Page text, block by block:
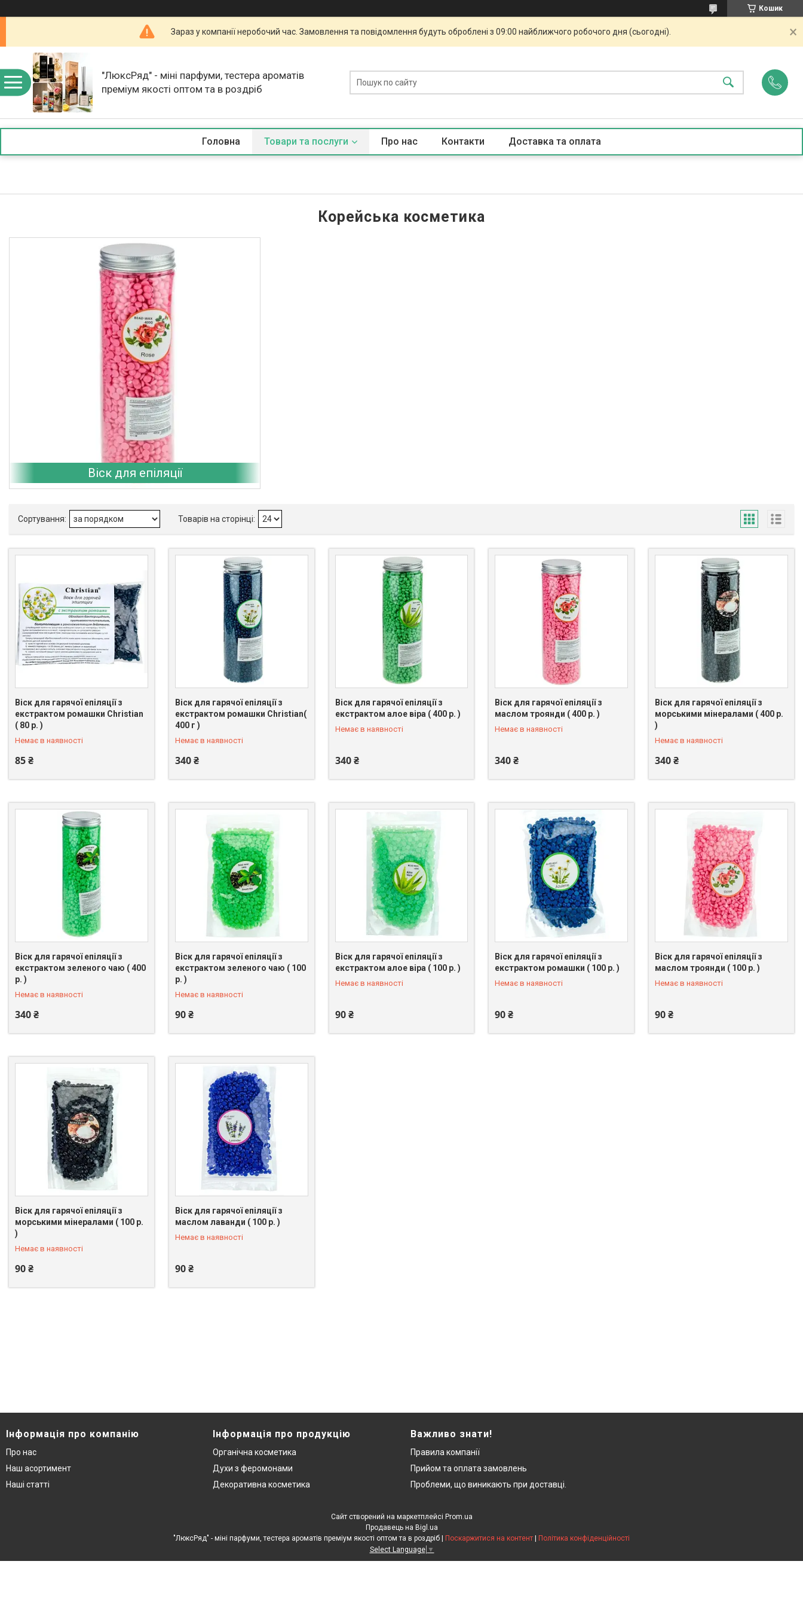
Кошик
Зараз у компанії неробочий час. Замовлення та повідомлення будуть оброблені з 09:00 найближчого робочого дня (сьогодні).
"ЛюксРяд" - міні парфуми, тестера ароматів
преміум якості оптом та в роздріб
Головна Товари та послуги Про нас Контакти Доставка та оплата
Корейська косметика
Віск для епіляції
Віск для гарячої епіляції з
екстрактом ромашки Christian
( 80 р. )
Немає в наявності
85 ₴
+380 (98) 096-39-74
Віск для гарячої епіляції з
екстрактом ромашки Christian(
400 г )
Немає в наявності
340 ₴
+380 (98) 096-39-74
Віск для гарячої епіляції з
екстрактом алое віра ( 400 р. )
Немає в наявності
340 ₴
Віск для гарячої епіляції з
маслом троянди ( 400 р. )
Немає в наявності
340 ₴
Віск для гарячої епіляції з
морськими мінералами ( 400 р.
)
Немає в наявності
340 ₴
+380 (98) 096-39-74
Віск для гарячої епіляції з
екстрактом зеленого чаю ( 400
р. )
Немає в наявності
340 ₴
+380 (98) 096-39-74
Віск для гарячої епіляції з
екстрактом зеленого чаю ( 100
р. )
Немає в наявності
90 ₴
+380 (98) 096-39-74
Віск для гарячої епіляції з
екстрактом алое віра ( 100 р. )
Немає в наявності
90 ₴
Віск для гарячої епіляції з
екстрактом ромашки ( 100 р. )
Немає в наявності
90 ₴
Віск для гарячої епіляції з
маслом троянди ( 100 р. )
Немає в наявності
90 ₴
Віск для гарячої епіляції з
морськими мінералами ( 100 р.
)
Немає в наявності
90 ₴
+380 (98) 096-39-74
Віск для гарячої епіляції з
маслом лаванди ( 100 р. )
Немає в наявності
90 ₴
Інформація про компанію
Про нас
Наш асортимент
Наші статті
Інформація про продукцію
Органічна косметика
Духи з феромонами
Декоративна косметика
Важливо знати!
Правила компанії
Прийом та оплата замовлень
Проблеми, що виникають при доставці.
Сайт створений на маркетплейсі Prom.ua
Продавець на Bigl.ua
"ЛюксРяд" - міні парфуми, тестера ароматів преміум якості оптом та в роздріб | Поскаржитися на контент | Політика конфіденційності
Select Language ▼